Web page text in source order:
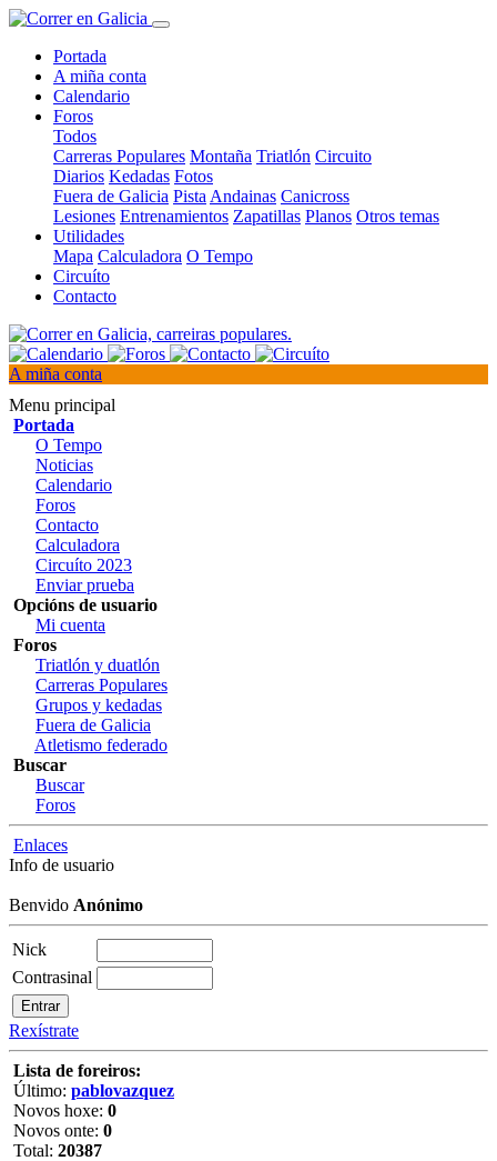
Portada
A miña conta
Calendario
Foros
Todos
Carreras Populares Montaña Triatlón Circuito
Diarios Kedadas Fotos
Fuera de Galicia Pista Andainas Canicross
Lesiones Entrenamientos Zapatillas Planos Otros temas
Utilidades
Mapa Calculadora O Tempo
Circuíto
Contacto
A miña conta
Menu principal
Portada
O Tempo
Noticias
Calendario
Foros
Contacto
Calculadora
Circuíto 2023
Enviar prueba
Opcións de usuario
Mi cuenta
Foros
Triatlón y duatlón
Carreras Populares
Grupos y kedadas
Fuera de Galicia
Atletismo federado
Buscar
Buscar
Foros
Enlaces
Info de usuario
Benvido Anónimo
Nick
Contrasinal
Rexístrate
Lista de foreiros:
Último: pablovazquez
Novos hoxe: 0
Novos onte: 0
Total: 20387